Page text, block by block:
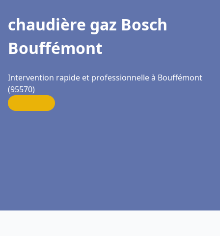
chaudière gaz Bosch
Bouffémont
Intervention rapide et professionnelle à Bouffémont
(95570)